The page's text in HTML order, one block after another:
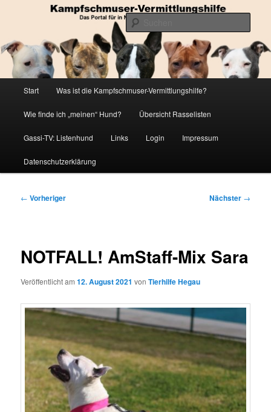
springenKampfschmuser-Vermittlungshilfe
Die Datenbank für in Not geratene Listenhunde
Start Was ist die Kampfschmuser-Vermittlungshilfe?
Wie finde ich „meinen“ Hund? Übersicht Rasselisten
Gassi-TV: Listenhund Links Login Impressum
Datenschutzerklärung
Beitragsnavigation
← Vorheriger Nächster →
NOTFALL! AmStaff-Mix Sara
Veröffentlicht am12. August 2021 vonTierhilfe Hegau